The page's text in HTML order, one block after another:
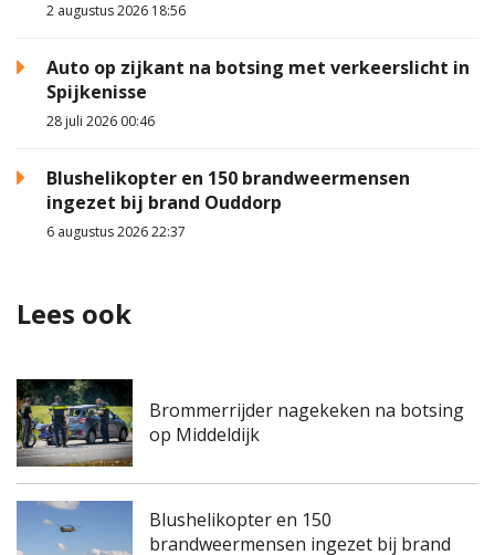
2 augustus 2026 18:56
Auto op zijkant na botsing met verkeerslicht in
Spijkenisse
28 juli 2026 00:46
Blushelikopter en 150 brandweermensen
ingezet bij brand Ouddorp
6 augustus 2026 22:37
Lees ook
Brommerrijder nagekeken na botsing
op Middeldijk
Blushelikopter en 150
brandweermensen ingezet bij brand